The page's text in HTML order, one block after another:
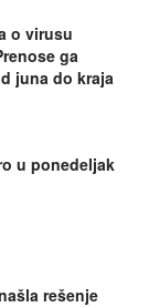
o virusu
ga
juna do kraja
u ponedeljak
rešenje